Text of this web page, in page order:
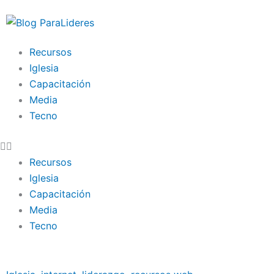
al
Recursos
Iglesia
Capacitación
Media
Tecno
Recursos
Iglesia
Capacitación
Media
Tecno